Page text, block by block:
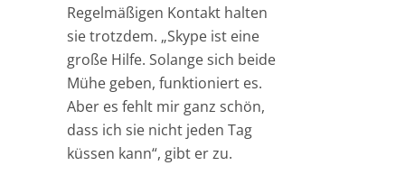
Regelmäßigen Kontakt halten
sie trotzdem. „Skype ist eine
große Hilfe. Solange sich beide
Mühe geben, funktioniert es.
Aber es fehlt mir ganz schön,
dass ich sie nicht jeden Tag
küssen kann“, gibt er zu.